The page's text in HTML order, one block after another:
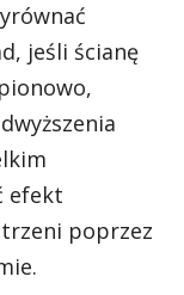
jeśli ścianę
efekt
poprzez